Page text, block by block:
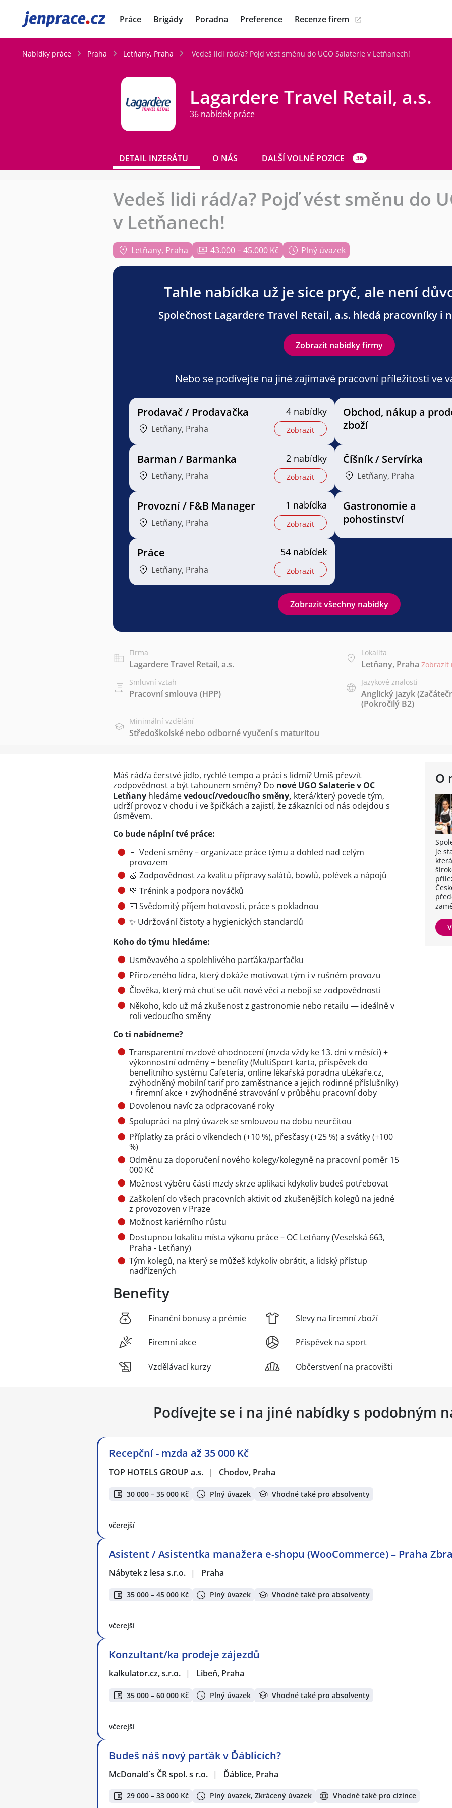
JenPráce.cz Práce Brigády Poradna Preference Recenze firem
Nabídky práce Praha Letňany, Praha Vedeš lidi rád/a? Pojď vést směnu do UGO Salaterie v Letňanech!
Lagardere Travel Retail, a.s.
36 nabídek práce
DETAIL INZERÁTU O NÁS DALŠÍ VOLNÉ POZICE 36
Vedeš lidi rád/a? Pojď vést směnu do
v Letňanech!
Letňany, Praha 43.000 – 45.000 Kč Plný úvazek
Tahle nabídka už je sice pryč, ale není
Společnost Lagardere Travel Retail, a.s. hledá pracovníky i
Zobrazit nabídky firmy
Nebo se podívejte na jiné zajímavé pracovní příležitosti ve
Prodavač / Prodavačka
Letňany, Praha
4 nabídky
Zobrazit
Obchod, nákup a
zboží
Barman / Barmanka
Letňany, Praha
2 nabídky
Zobrazit
Číšník / Servírka
Letňany, Praha
Provozní / F&B Manager
Letňany, Praha
1 nabídka
Zobrazit
Gastronomie a
pohostinství
Práce
Letňany, Praha
54 nabídek
Zobrazit
Zobrazit všechny nabídky
Firma
Lagardere Travel Retail, a.s.
Lokalita
Letňany, Praha Zobrazit
Smluvní vztah
Pracovní smlouva (HPP)
Jazykové znalosti
Anglický jazyk
(Pokročilý B2)
Minimální vzdělání
Středoškolské nebo odborné vyučení s maturitou
O
je
Máš rád/a čerstvé jídlo, rychlé tempo a práci s lidmi? Umíš převzít
zodpovědnost a být tahounem směny? Do nové UGO Salaterie v OC
Letňany hledámevedoucí/vedoucího směny, která/který povede tým,
udrží provoz v chodu i ve špičkách a zajistí, že zákazníci od nás odejdou s
úsměvem.
Co bude náplní tvé práce:
🥗 Vedení směny – organizace práce týmu a dohled nad celým
provozem
🍏 Zodpovědnost za kvalitu přípravy salátů, bowlů, polévek a nápojů
💚 Trénink a podpora nováčků
💵 Svědomitý příjem hotovosti, práce s pokladnou
✨ Udržování čistoty a hygienických standardů
Koho do týmu hledáme:
Usměvavého a spolehlivého parťáka/parťačku
Přirozeného lídra, který dokáže motivovat tým i v rušném provozu
Člověka, který má chuť se učit nové věci a nebojí se zodpovědnosti
Někoho, kdo už má zkušenost z gastronomie nebo retailu — ideálně v
roli vedoucího směny
Co ti nabídneme?
Transparentní mzdové ohodnocení (mzda vždy ke 13. dni v měsíci) +
výkonnostní odměny + benefity (MultiSport karta, příspěvek do
benefitního systému Cafeteria, online lékařská poradna uLékaře.cz,
zvýhodněný mobilní tarif pro zaměstnance a jejich rodinné příslušníky)
+ firemní akce + zvýhodněné stravování v průběhu pracovní doby
Dovolenou navíc za odpracované roky
Spolupráci na plný úvazek se smlouvou na dobu neurčitou
Příplatky za práci o víkendech (+10 %), přesčasy (+25 %) a svátky (+100
%)
Odměnu za doporučení nového kolegy/kolegyně na pracovní poměr 15
000 Kč
Možnost výběru části mzdy skrze aplikaci kdykoliv budeš potřebovat
Zaškolení do všech pracovních aktivit od zkušenějších kolegů na jedné
z provozoven v Praze
Možnost kariérního růstu
Dostupnou lokalitu místa výkonu práce – OC Letňany (Veselská 663,
Praha - Letňany)
Tým kolegů, na který se můžeš kdykoliv obrátit, a lidský přístup
nadřízených
Benefity
Finanční bonusy a prémie
Firemní akce
Vzdělávací kurzy
Slevy na firemní zboží
Příspěvek na sport
Občerstvení na pracovišti
Podívejte se i na jiné nabídky s podobným
Recepční - mzda až 35 000 Kč
TOP HOTELS GROUP a.s. | Chodov, Praha
30 000 – 35 000 Kč Plný úvazek Vhodné také pro absolventy
včerejší
Asistent / Asistentka manažera e-shopu (WooCommerce) – Praha
Nábytek z lesa s.r.o. | Praha
35 000 – 45 000 Kč Plný úvazek Vhodné také pro absolventy
včerejší
Konzultant/ka prodeje zájezdů
kalkulator.cz, s.r.o. | Libeň, Praha
35 000 – 60 000 Kč Plný úvazek Vhodné také pro absolventy
včerejší
Budeš náš nový parťák v Ďáblicích?
McDonald`s ČR spol. s r.o. | Ďáblice, Praha
29 000 – 33 000 Kč Plný úvazek, Zkrácený úvazek Vhodné také pro cizince